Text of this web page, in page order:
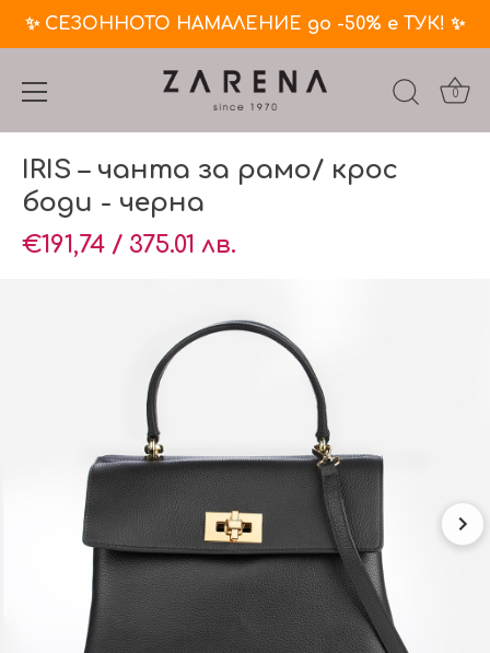
съдържанието
✨ СЕЗОННОТО НАМАЛЕНИЕ до -50% е ТУК! ✨
0
IRIS – чанта за рамо/ крос
боди - черна
€191,74 / 375.01 лв.